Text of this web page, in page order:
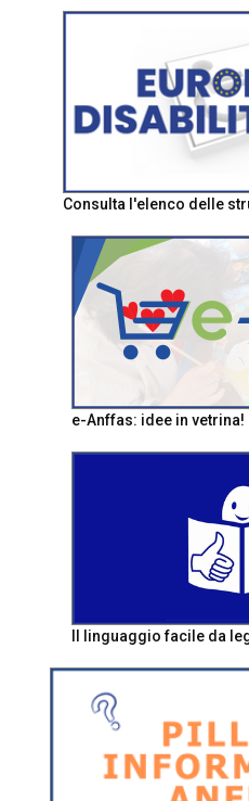
Consulta l'elenco delle
e-Anffas: idee in vetrina!
Il linguaggio facile da